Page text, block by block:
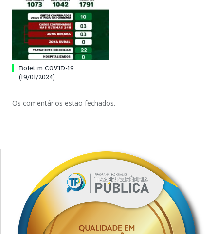
Boletim COVID-19
(19/01/2024)
Os comentários estão fechados.